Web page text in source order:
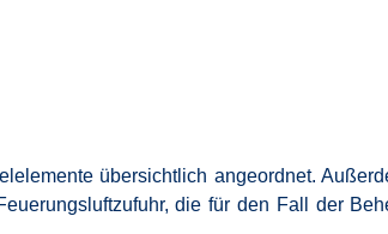
übersichtlich angeordnet.
die für den Fall der